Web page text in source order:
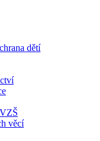
dětí
věcí